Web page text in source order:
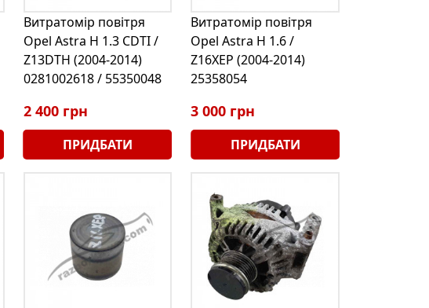
Витратомір повітря
Opel Astra H 1.3 CDTI /
Z13DTH (2004-2014)
0281002618 / 55350048
2 400 грн
ПРИДБАТИ
Витратомір повітря
Opel Astra H 1.6 /
Z16XEP (2004-2014)
25358054
3 000 грн
ПРИДБАТИ